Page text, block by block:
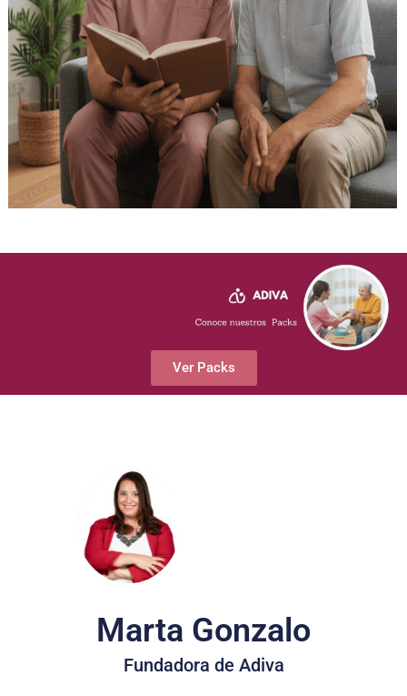
Ver Packs
Marta Gonzalo
Fundadora de Adiva